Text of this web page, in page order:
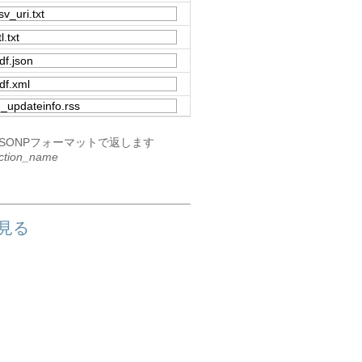
フォーマットで返します
る